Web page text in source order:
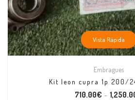
Vista Rápida
Embragues
Kit leon cupra 1p 200/
710.00€ –